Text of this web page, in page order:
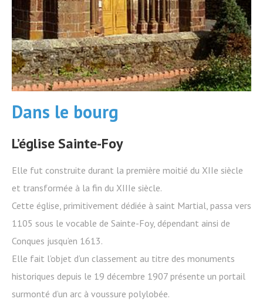
Dans le bourg
L’église Sainte-Foy
Elle fut construite durant la première moitié du XIIe siècle
et transformée à la fin du XIIIe siècle.
Cette église, primitivement dédiée à saint Martial, passa vers
1105 sous le vocable de Sainte-Foy, dépendant ainsi de
Conques jusqu’en 1613.
Elle fait l’objet d’un classement au titre des monuments
historiques depuis le 19 décembre 1907 présente un portail
surmonté d’un arc à voussure polylobée.